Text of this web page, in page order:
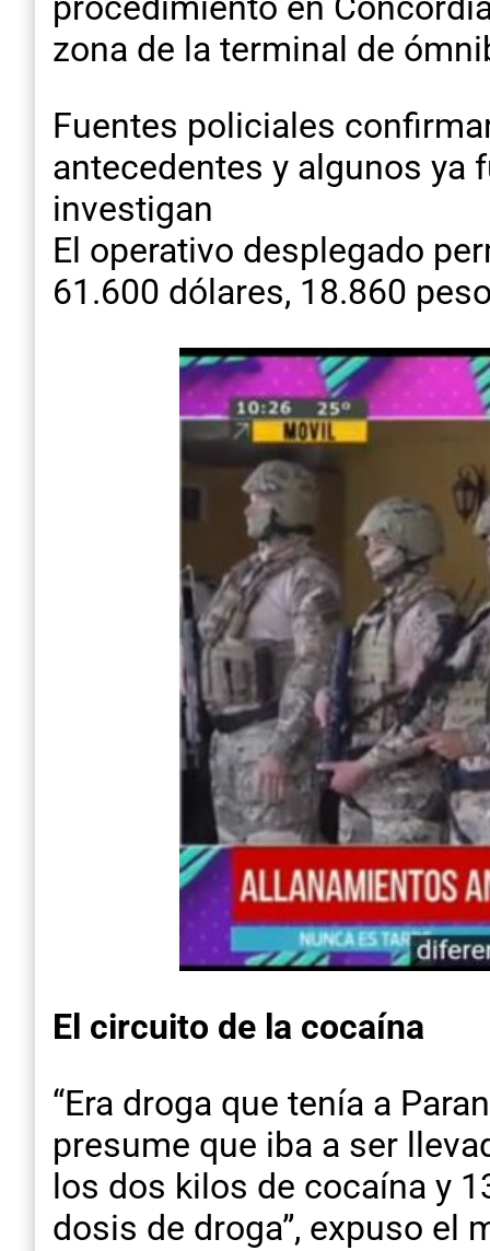
zona de la terminal de
Fuentes policiales
antecedentes y algunos ya
investigan
El operativo desplegado
61.600 dólares, 18.860
El circuito de la cocaína
“Era droga que tenía a
presume que iba a ser
los dos kilos de cocaína y
dosis de droga”, expuso el